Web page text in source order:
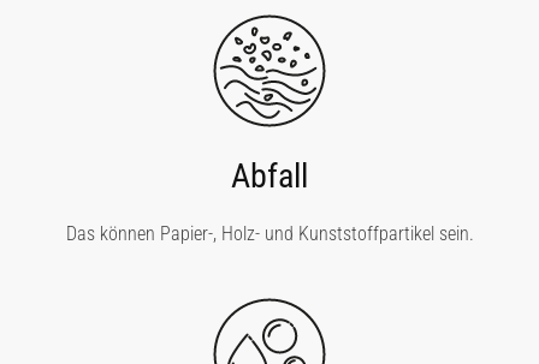
Abfall
Das können Papier-, Holz- und Kunststoffpartikel sein.